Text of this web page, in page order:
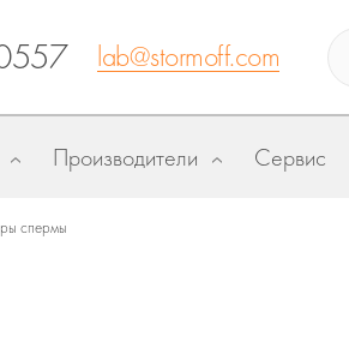
lab@stormoff.com
Производители Сервис
спермы